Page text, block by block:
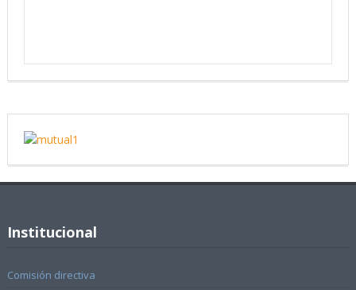
Institucional
Comisión directiva